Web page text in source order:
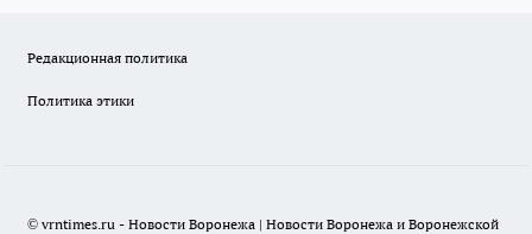
Редакционная политика
Политика этики
© vrntimes.ru - Новости Воронежа | Новости Воронежа и Воронежской